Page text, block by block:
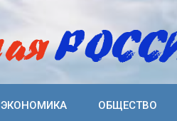
ЭКОНОМИКА ОБЩЕСТВО